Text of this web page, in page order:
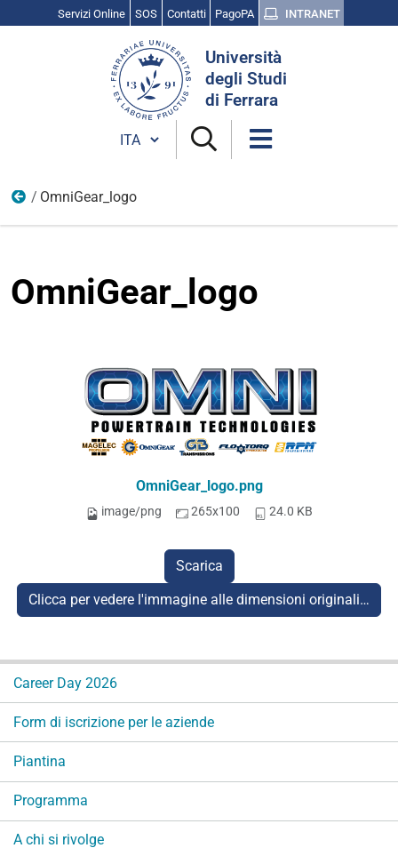
Servizi Online SOS Contatti PagoPA INTRANET
Università
degli Studi
di Ferrara
Cambia lingua
Loghi_aziende
OmniGear_logo
OmniGear_logo
OmniGear_logo.png
image/png 265x100 24.0 KB
Scarica
Clicca per vedere l'immagine alle dimensioni originali…
i
a
i
Career Day 2026
Form di iscrizione per le aziende
Piantina
Programma
A chi si rivolge